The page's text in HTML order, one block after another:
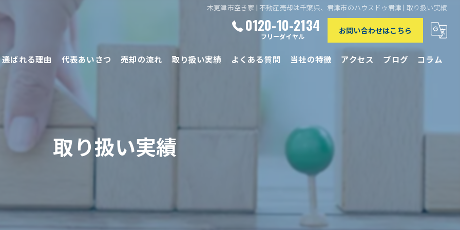
木更津市空き家 | 不動産売却は千葉県、君津市のハウスドゥ君津 | 取り扱い実績
0120-10-2134
フリーダイヤル
お問い合わせはこちら
選ばれる理由 代表あいさつ 売却の流れ 取り扱い実績 よくある質問 当社の特徴
リースバック
アクセス ブログ コラム
取り扱い実績